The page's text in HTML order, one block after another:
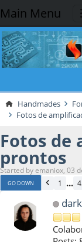
Main Menu
Handmades
Fotos de
Fotos de
prontos
Started by emaniox, 03
GO DOWN 1 ...